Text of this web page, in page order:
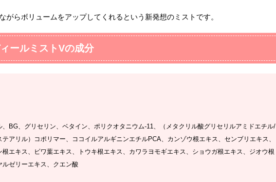
がらボリュームをアップしてくれるという新発想のミストです。
ールミストVの成分
、BG、グリセリン、ベタイン、ポリクオタニウム-11、（メタクリル酸グリセリルアミドエチル/
テアリル）コポリマー、ココイルアルギニンエチルPCA、カンゾウ根エキス、センブリエキス、
根エキス、ビワ葉エキス、トウキ根エキス、カワラヨモギエキス、ショウガ根エキス、ジオウ根
ルゼリーエキス、クエン酸